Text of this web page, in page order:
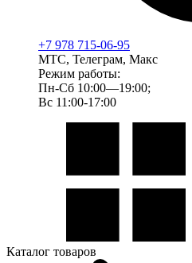
+7 978 715-06-95
МТС, Телеграм, Макс
Режим работы:
Пн-Сб 10:00—19:00;
Вс 11:00-17:00
Каталог товаров